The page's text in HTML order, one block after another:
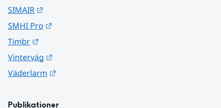
SIMAIR
SMHI Pro
Timbr
Vinterväg
Väderlarm
Publikationer